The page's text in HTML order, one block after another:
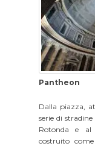
Pantheon
Dalla piazza,
serie di
Rotonda e al
costruito